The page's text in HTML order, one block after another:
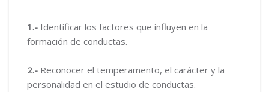
1.- Identificar los factores que influyen en la
formación de conductas.
2.- Reconocer el temperamento, el carácter y la
personalidad en el estudio de conductas.